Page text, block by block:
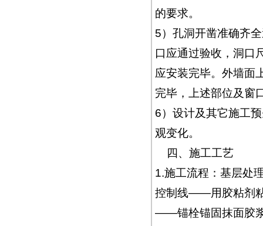
的要求。
5）孔洞开凿准确齐
口应通过验收，洞口
应安装完毕。外墙面
完毕，上述部位及窗
6）设计及其它施工
观变化。
四、施工工艺
1.施工流程：基层
控制线——用胶粘剂
——锚栓锚固抹面胶